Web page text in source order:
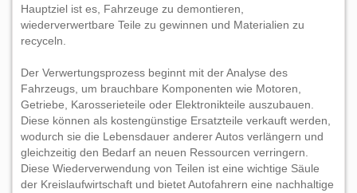
Hauptziel ist es, Fahrzeuge zu demontieren,
wiederverwertbare Teile zu gewinnen und Materialien zu
recyceln.
Der Verwertungsprozess beginnt mit der Analyse des
Fahrzeugs, um brauchbare Komponenten wie Motoren,
Getriebe, Karosserieteile oder Elektronikteile auszubauen.
Diese können als kostengünstige Ersatzteile verkauft werden,
wodurch sie die Lebensdauer anderer Autos verlängern und
gleichzeitig den Bedarf an neuen Ressourcen verringern.
Diese Wiederverwendung von Teilen ist eine wichtige Säule
der Kreislaufwirtschaft und bietet Autofahrern eine nachhaltige